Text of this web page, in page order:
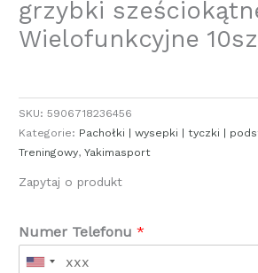
grzybki
Wielofunkcyjne
SKU:5906718236456
Kategorie: Pachołki | wysepki | tyczki |
Treningowy,Yakimasport
Zapytaj o produkt
Numer Telefonu*